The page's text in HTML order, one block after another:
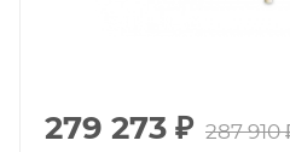
279 273 ₽ 287 910